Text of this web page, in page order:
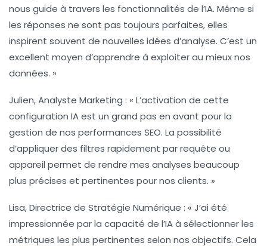
nous guide à travers les fonctionnalités de l’IA. Même si
les réponses ne sont pas toujours parfaites, elles
inspirent souvent de nouvelles idées d’analyse. C’est un
excellent moyen d’apprendre à exploiter au mieux nos
données. »
Julien, Analyste Marketing : « L’activation de cette
configuration IA est un grand pas en avant pour la
gestion de nos performances SEO. La possibilité
d’appliquer des filtres rapidement par requête ou
appareil permet de rendre mes analyses beaucoup
plus précises et pertinentes pour nos clients. »
Lisa, Directrice de Stratégie Numérique : « J’ai été
impressionnée par la capacité de l’IA à sélectionner les
métriques les plus pertinentes selon nos objectifs. Cela